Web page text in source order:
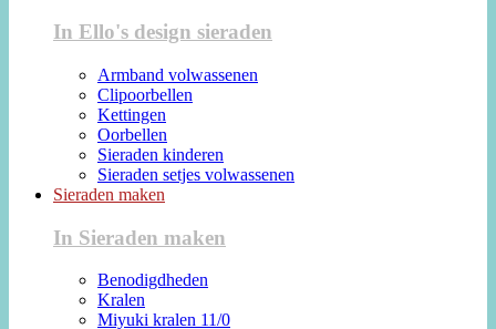
In Ello's design sieraden
Armband volwassenen
Clipoorbellen
Kettingen
Oorbellen
Sieraden kinderen
Sieraden setjes volwassenen
Sieraden maken
In Sieraden maken
Benodigdheden
Kralen
Miyuki kralen 11/0